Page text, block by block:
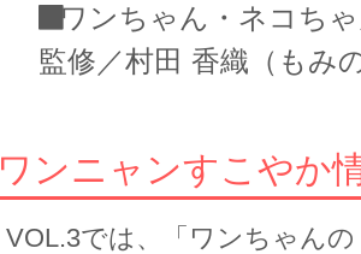
ワンちゃん・ネコち
監修／村田 香織（も
ワンニャンすこやか
VOL.3では、「ワンちゃん